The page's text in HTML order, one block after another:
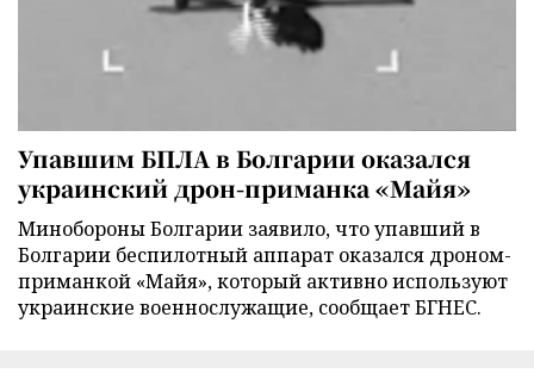
Упавшим БПЛА в Болгарии оказался
украинский дрон-приманка «Майя»
Минобороны Болгарии заявило, что упавший в
Болгарии беспилотный аппарат оказался дроном-
приманкой «Майя», который активно используют
украинские военнослужащие, сообщает БГНЕС.